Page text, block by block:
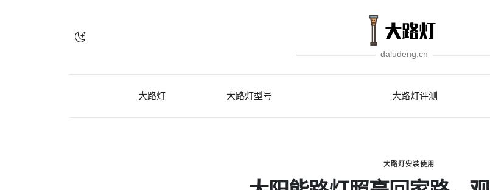
daludeng.cn
大路灯 大路灯型号 大路灯评测
大路灯安装使用